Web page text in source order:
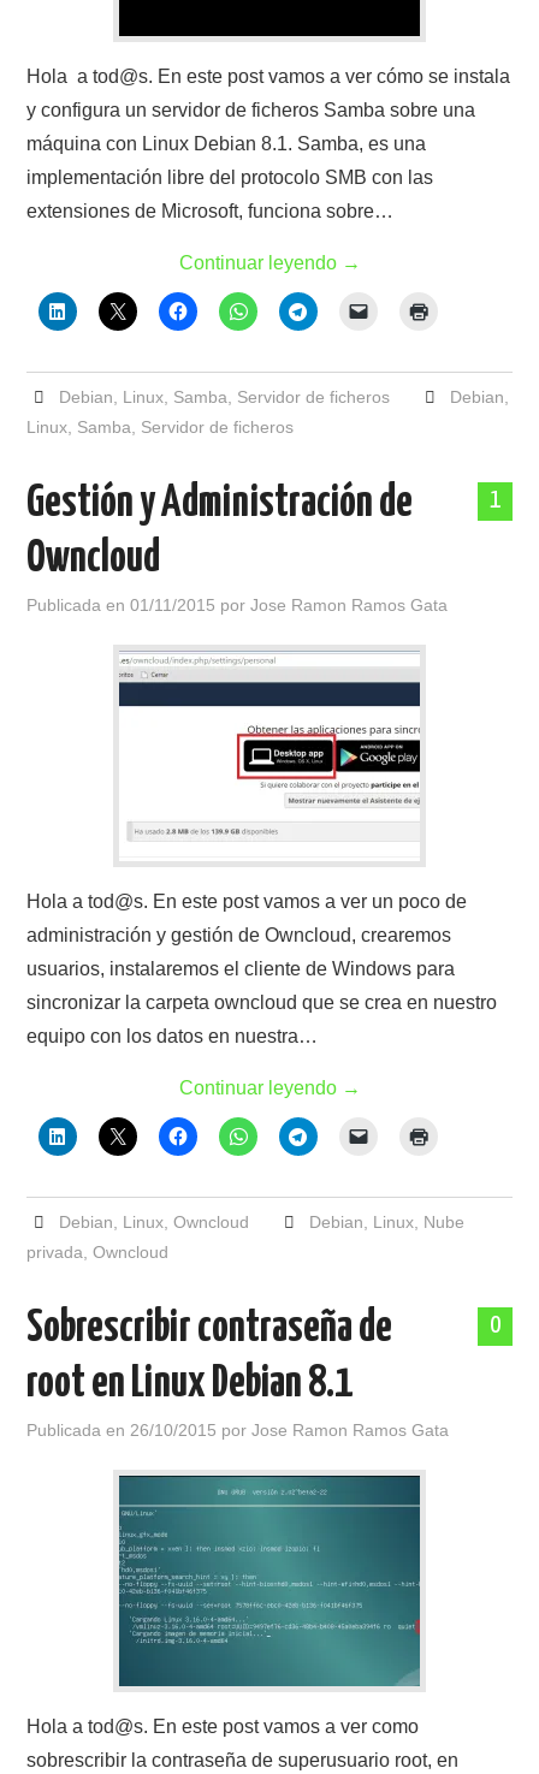
Hola a tod@s. En este post vamos a ver cómo se instala
y configura un servidor de ficheros Samba sobre una
máquina con Linux Debian 8.1. Samba, es una
implementación libre del protocolo SMB con las
extensiones de Microsoft, funciona sobre…
Continuar leyendo →
Debian Linux, Samba Servidor de ficheros Debian
Linux Samba Servidor de ficheros
1
Gestión y Administración de
Owncloud
Publicada en01/11/2015 porJose Ramon Ramos Gata
Hola a tod@s. En este post vamos a ver un poco de
administración y gestión de Owncloud, crearemos
usuarios, instalaremos el cliente de Windows para
sincronizar la carpeta owncloud que se crea en nuestro
equipo con los datos en nuestra…
Continuar leyendo →
Debian Linux, Owncloud Debian Linux, Nube
privada ,Owncloud
0
Sobrescribir contraseña de
root en Linux Debian 8.1
Publicada en 26/10/2015 porJose Ramon Ramos Gata
Hola a tod@s. En este post vamos a ver como
sobrescribir la contraseña de superusuario root, en